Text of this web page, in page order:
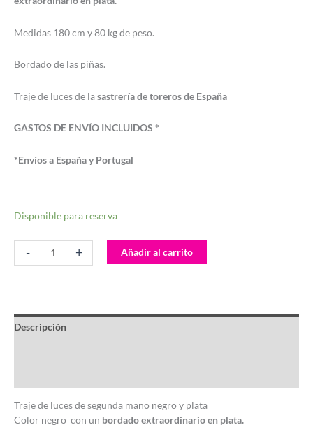
Medidas 180 cm y 80 kg de peso.
Bordado de las piñas.
Traje de luces de lasastrería de toreros de España
GASTOS DE ENVÍO INCLUIDOS *
*Envíos a España y Portugal
Disponible para reserva
- + Añadir al carrito
Descripción
Traje de luces de segunda mano negro y plata
Color negro con un bordado extraordinario en plata.